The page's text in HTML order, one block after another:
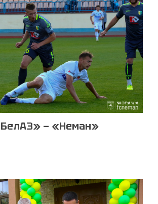
— «Неман»